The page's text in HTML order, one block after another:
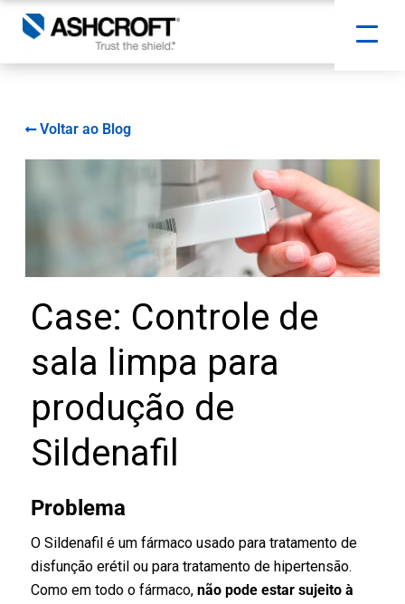
Voltar ao Blog
Case: Controle de
sala limpa para
produção de
Sildenafil
Problema
O Sildenafil é um fármaco usado para tratamento de
disfunção erétil ou para tratamento de hipertensão.
Como em todo o fármaco,não pode estar sujeito à